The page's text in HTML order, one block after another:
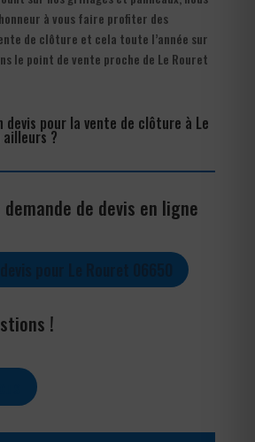
à vous faire profiter des
de clôture et cela toute l’année sur
le point de vente proche de Le Rouret
devis pour la vente de clôture à Le
?
de devis en ligne
!